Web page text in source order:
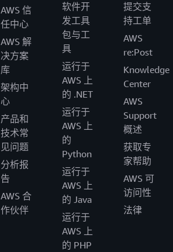
AWS 信
任中心
AWS 解
决方案
库
架构中
心
产品和
技术常
见问题
分析报
告
AWS 合
作伙伴
软件开
发工具
包与工
具
运行于
AWS 上
的 .NET
运行于
AWS 上
的
Python
运行于
AWS 上
的 Java
运行于
AWS 上
的 PHP
提交支
持工单
AWS
re:Post
Knowledge
Center
AWS
Support
概述
获取专
家帮助
AWS 可
访问性
法律